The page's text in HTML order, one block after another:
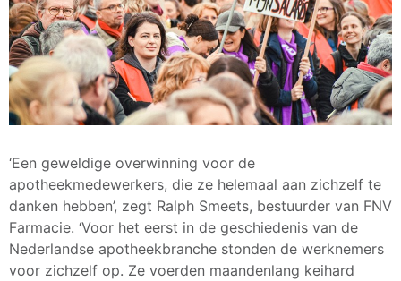
‘Een geweldige overwinning voor de
apotheekmedewerkers, die ze helemaal aan zichzelf te
danken hebben’, zegt Ralph Smeets, bestuurder van FNV
Farmacie. ‘Voor het eerst in de geschiedenis van de
Nederlandse apotheekbranche stonden de werknemers
voor zichzelf op. Ze voerden maandenlang keihard